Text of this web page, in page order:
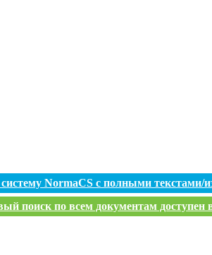
систему NormaCS с полными текстами/
поиск по всем документам доступен